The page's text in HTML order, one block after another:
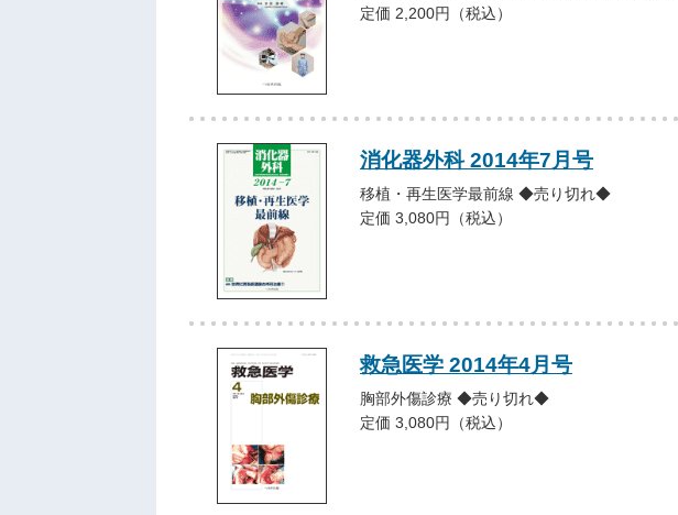
定価 2,200円（税込）
消化器外科 2014年7月号
移植・再生医学最前線 ◆売り切れ◆
定価 3,080円（税込）
救急医学 2014年4月号
胸部外傷診療 ◆売り切れ◆
定価 3,080円（税込）